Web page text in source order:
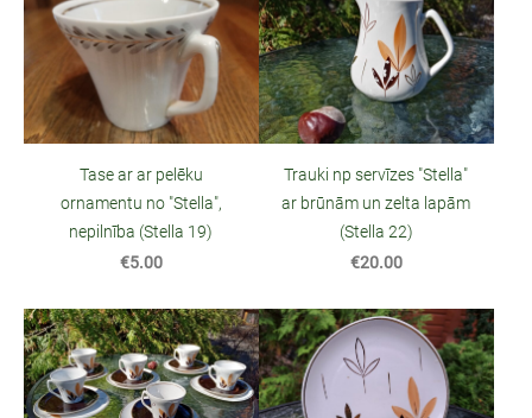
Tase ar ar pelēku
ornamentu no "Stella",
nepilnība (Stella 19)
€5.00
Trauki np servīzes "Stella"
ar brūnām un zelta lapām
(Stella 22)
€20.00